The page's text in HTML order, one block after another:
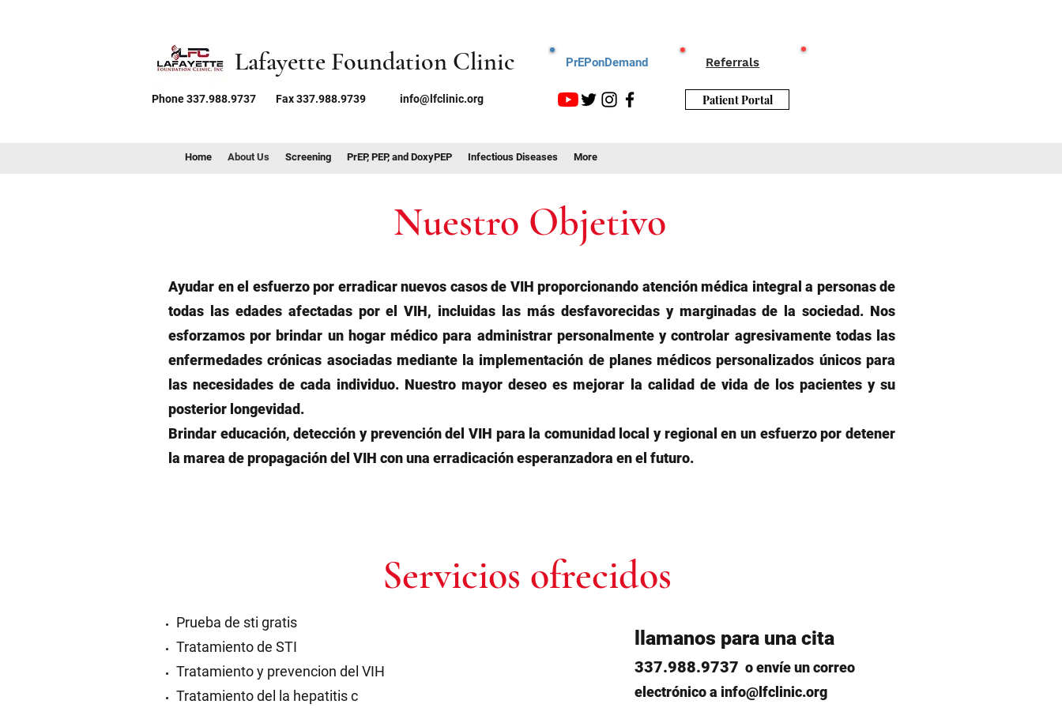
Lafayette Foundation Clinic
Phone 337.988.9737 Fax 337.988.9739 info@lfclinic.org
PrEPonDemand Referrals
Patient Portal
Home About Us Screening PrEP, PEP, and DoxyPEP Infectious Diseases More
Nuestro Objetivo
Ayudar en el esfuerzo por erradicar nuevos casos de VIH proporcionando atención médica integral a personas de
todas las edades afectadas por el VIH, incluidas las más desfavorecidas y marginadas de la sociedad. Nos
esforzamos por brindar un hogar médico para administrar personalmente y controlar agresivamente todas las
enfermedades crónicas asociadas mediante la implementación de planes médicos personalizados únicos para
las necesidades de cada individuo. Nuestro mayor deseo es mejorar la calidad de vida de los pacientes y su
posterior longevidad.
Brindar educación, detección y prevención del VIH para la comunidad local y regional en un esfuerzo por detener
la marea de propagación del VIH con una erradicación esperanzadora en el futuro.
Servicios ofrecidos
Prueba de sti gratis
Tratamiento de STI
Tratamiento y prevencion del VIH
Tratamiento del la hepatitis c
llamanos para una cita
337.988.9737 o envíe un correo
electrónico a info@lfclinic.org